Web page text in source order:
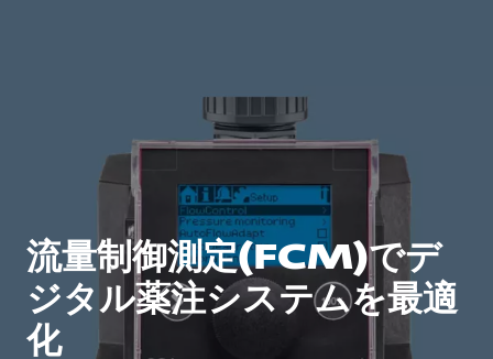
流量制御測定(FCM)でデ
ジタル薬注システムを最適
化